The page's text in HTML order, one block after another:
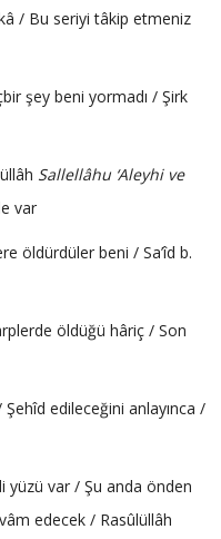
/ Bu seriyi tâkip etmeniz
şey beni yormadı / Şirk
Sallellâhu ‘Aleyhi ve
var
öldürdüler beni / Sa’îd b.
öldüğü hâriç / Son
edileceğini anlayınca /
var / Şu anda önden
edecek / Rasûlüllâh